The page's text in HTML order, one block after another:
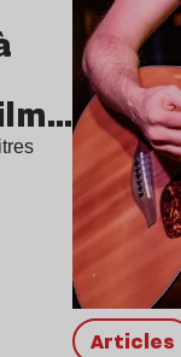
Articles